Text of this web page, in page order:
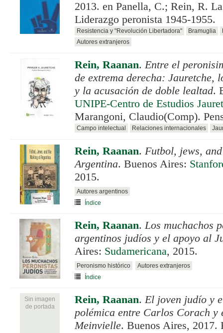
2013. en Panella, C.; Rein, R.
Liderazgo peronista 1945-1955.
Resistencia y "Revolución Libertadora" Bramuglia
Autores extranjeros
Rein, Raanan.Entre el
de extrema derecha: Jauretche,
y la acusación de doble lealtad.
UNIPE-Centro de Estudios
Marangoni, Claudio(Comp).
Campo intelectual Relaciones internacionales
Rein, Raanan. Futbol, jews,
Argentina. Buenos Aires:
2015.
Autores argentinos
Índice
Rein, Raanan.Los muchachos
argentinos judíos y el apoyo al
Aires: Sudamericana, 2015.
Peronismo histórico
Autores extranjeros
Índice
Sin imagen
de portada
Rein, Raanan.El joven judío y
polémica entre Carlos Corach y
Meinvielle. Buenos Aires, 2017.